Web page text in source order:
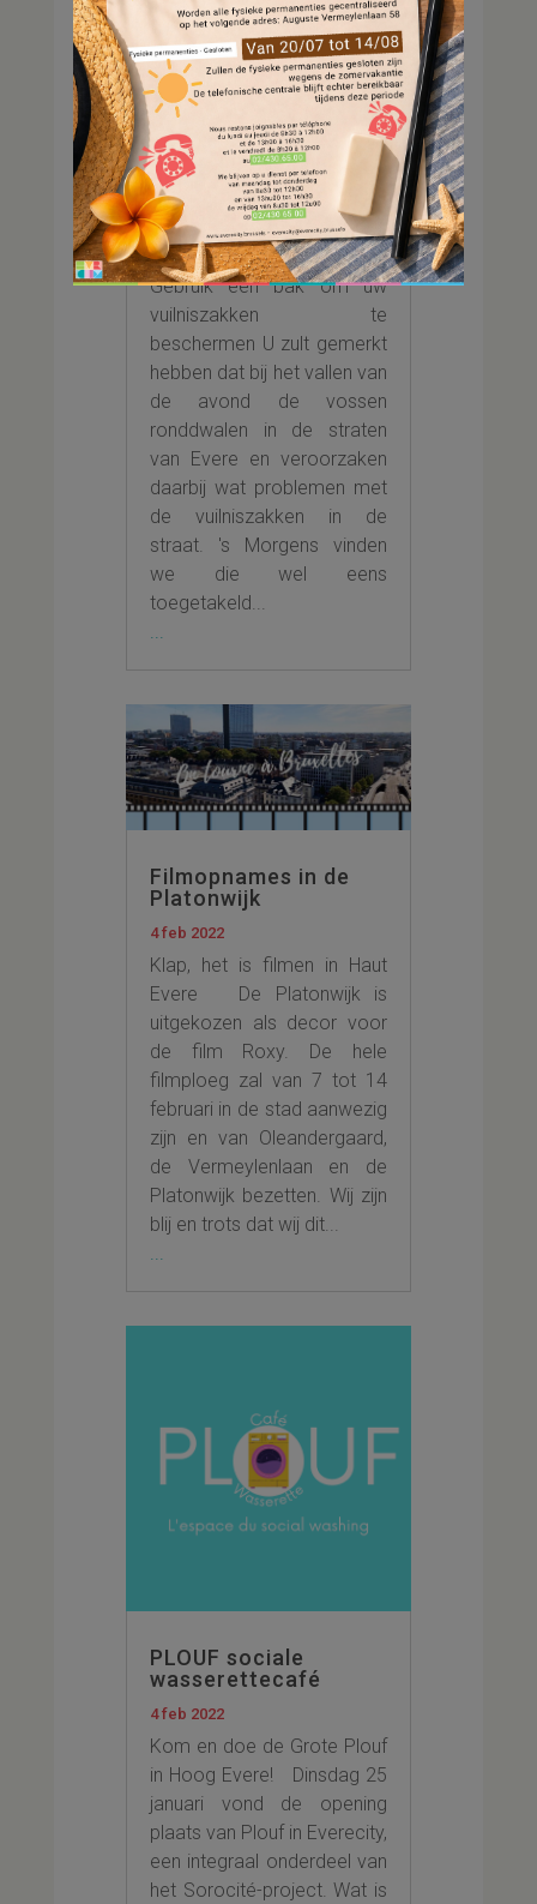
Laat u uw vuilniszak
op straat staan?
Deze mededeling
betreft u
18 feb 2022
Gebruik een bak om uw
vuilniszakken te
beschermen U zult gemerkt
hebben dat bij het vallen van
de avond de vossen
ronddwalen in de straten
van Evere en veroorzaken
daarbij wat problemen met
de vuilniszakken in de
straat. 's Morgens vinden
we die wel eens
toegetakeld...
...
Filmopnames in de
Platonwijk
4 feb 2022
Klap, het is filmen in Haut
Evere De Platonwijk is
uitgekozen als decor voor
de film Roxy. De hele
filmploeg zal van 7 tot 14
februari in de stad aanwezig
zijn en van Oleandergaard,
de Vermeylenlaan en de
Platonwijk bezetten. Wij zijn
blij en trots dat wij dit...
...
PLOUF sociale
wasserettecafé
4 feb 2022
Kom en doe de Grote Plouf
in Hoog Evere! Dinsdag 25
januari vond de opening
plaats van Plouf in Everecity,
een integraal onderdeel van
het Sorocité-project. Wat is